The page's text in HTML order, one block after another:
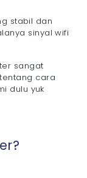
stabil dan
sinyal wifi
sangat
cara
dulu yuk